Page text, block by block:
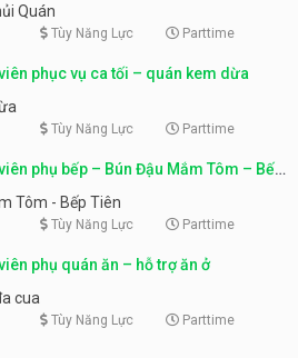
Quán
Tùy Năng Lực Parttime
phục vụ ca tối – quán kem dừa
Tùy Năng Lực Parttime
phụ bếp – Bún Đậu Mắm Tôm – Bếp
Tôm - Bếp Tiên
Tùy Năng Lực Parttime
phụ quán ăn – hỗ trợ ăn ở
cua
Tùy Năng Lực Parttime